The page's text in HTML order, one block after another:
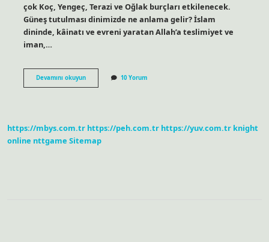
çok Koç, Yengeç, Terazi ve Oğlak burçları etkilenecek.
Güneş tutulması dinimizde ne anlama gelir? İslam
dininde, kâinatı ve evreni yaratan Allah’a teslimiyet ve
iman,…
Devamını okuyunDoğum
Gününde
Gelir
10 Yorum
https://mbys.com.tr https://peh.com.tr https://yuv.com.tr knight
online nttgame Sitemap